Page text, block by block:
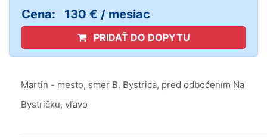
Cena: 130 € / mesiac
PRIDAŤ DO DOPYTU
Martin - mesto, smer B. Bystrica, pred odbočením Na
Bystričku, vľavo